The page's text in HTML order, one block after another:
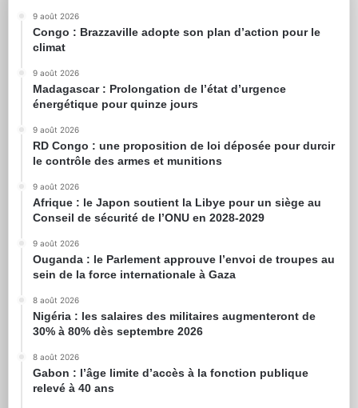
9 août 2026
Congo : Brazzaville adopte son plan d’action pour le
climat
9 août 2026
Madagascar : Prolongation de l’état d’urgence
énergétique pour quinze jours
9 août 2026
RD Congo : une proposition de loi déposée pour durcir
le contrôle des armes et munitions
9 août 2026
Afrique : le Japon soutient la Libye pour un siège au
Conseil de sécurité de l’ONU en 2028-2029
9 août 2026
Ouganda : le Parlement approuve l’envoi de troupes au
sein de la force internationale à Gaza
8 août 2026
Nigéria : les salaires des militaires augmenteront de
30% à 80% dès septembre 2026
8 août 2026
Gabon : l’âge limite d’accès à la fonction publique
relevé à 40 ans